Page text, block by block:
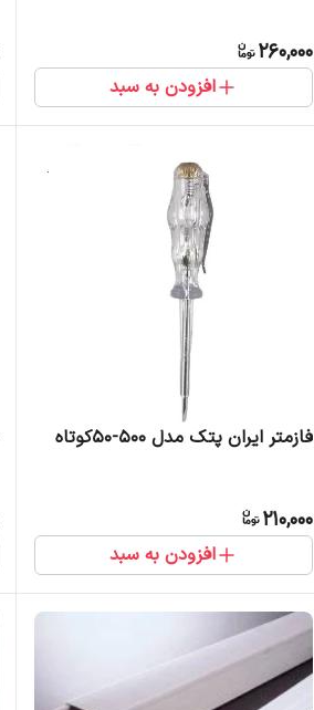
260,000
افزودن به سبد
فازمتر ایران پتک مدل 500-50کوتاه
210,000
افزودن به سبد